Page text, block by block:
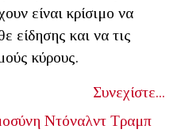
είναι κρίσιμο να
είδησης και να τις
κύρους.
Συνεχίστε...
Ντόναλντ Τραμπ